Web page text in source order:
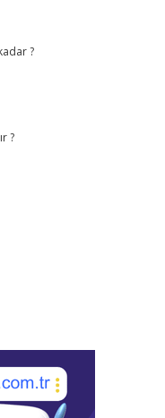
?
?